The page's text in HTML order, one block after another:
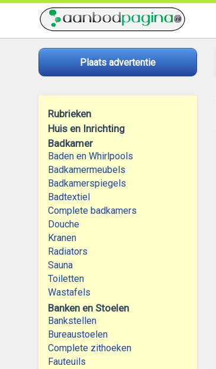
Plaats advertentie
Rubrieken
Huis en Inrichting
Badkamer
Baden en Whirlpools
Badkamermeubels
Badkamerspiegels
Badtextiel
Complete badkamers
Douche
Kranen
Radiators
Sauna
Toiletten
Wastafels
Banken en Stoelen
Bankstellen
Bureaustoelen
Complete zithoeken
Fauteuils